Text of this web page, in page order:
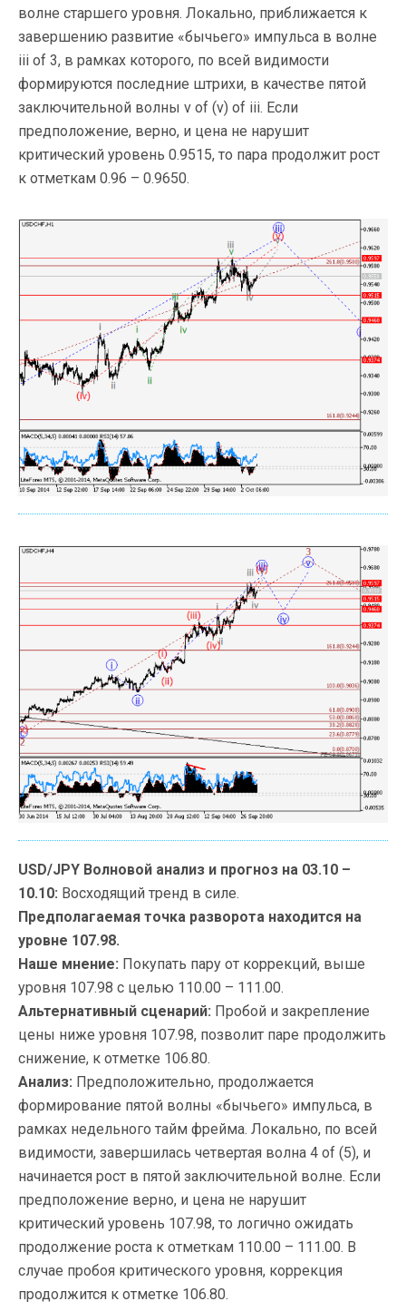
волне старшего уровня. Локально, приближается к
завершению развитие «бычьего» импульса в волне
iii of 3, в рамках которого, по всей видимости
формируются последние штрихи, в качестве пятой
заключительной волны v of (v) of iii. Если
предположение, верно, и цена не нарушит
критический уровень 0.9515, то пара продолжит рост
к отметкам 0.96 – 0.9650.
USD/JPY Волновой анализ и прогноз на 03.10 –
10.10: Восходящий тренд в силе.
Предполагаемая точка разворота находится на
уровне 107.98.
Наше мнение: Покупать пару от коррекций, выше
уровня 107.98 с целью 110.00 – 111.00.
Альтернативный сценарий: Пробой и закрепление
цены ниже уровня 107.98, позволит паре продолжить
снижение, к отметке 106.80.
Анализ: Предположительно, продолжается
формирование пятой волны «бычьего» импульса, в
рамках недельного тайм фрейма. Локально, по всей
видимости, завершилась четвертая волна 4 of (5), и
начинается рост в пятой заключительной волне. Если
предположение верно, и цена не нарушит
критический уровень 107.98, то логично ожидать
продолжение роста к отметкам 110.00 – 111.00. В
случае пробоя критического уровня, коррекция
продолжится к отметке 106.80.